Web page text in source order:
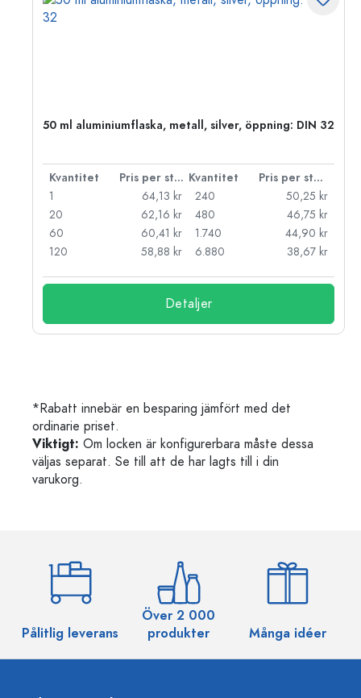
50 ml aluminiumflaska, metall, silver, öppning: DIN 32
Kvantitet Pris per styck Kvantitet
Pris per styck
1
64,13 kr
20
62,16 kr
60
60,41 kr
120
58,88 kr
240
50,25 kr
480
46,75 kr
1.740
44,90 kr
6.880
38,67 kr
Detaljer
*Rabatt innebär en besparing jämfört med det
ordinarie priset.
Viktigt: Om locken är konfigurerbara måste dessa
väljas separat. Se till att de har lagts till i din
varukorg.
Pålitlig leverans
Över 2 000
produkter
Många idéer